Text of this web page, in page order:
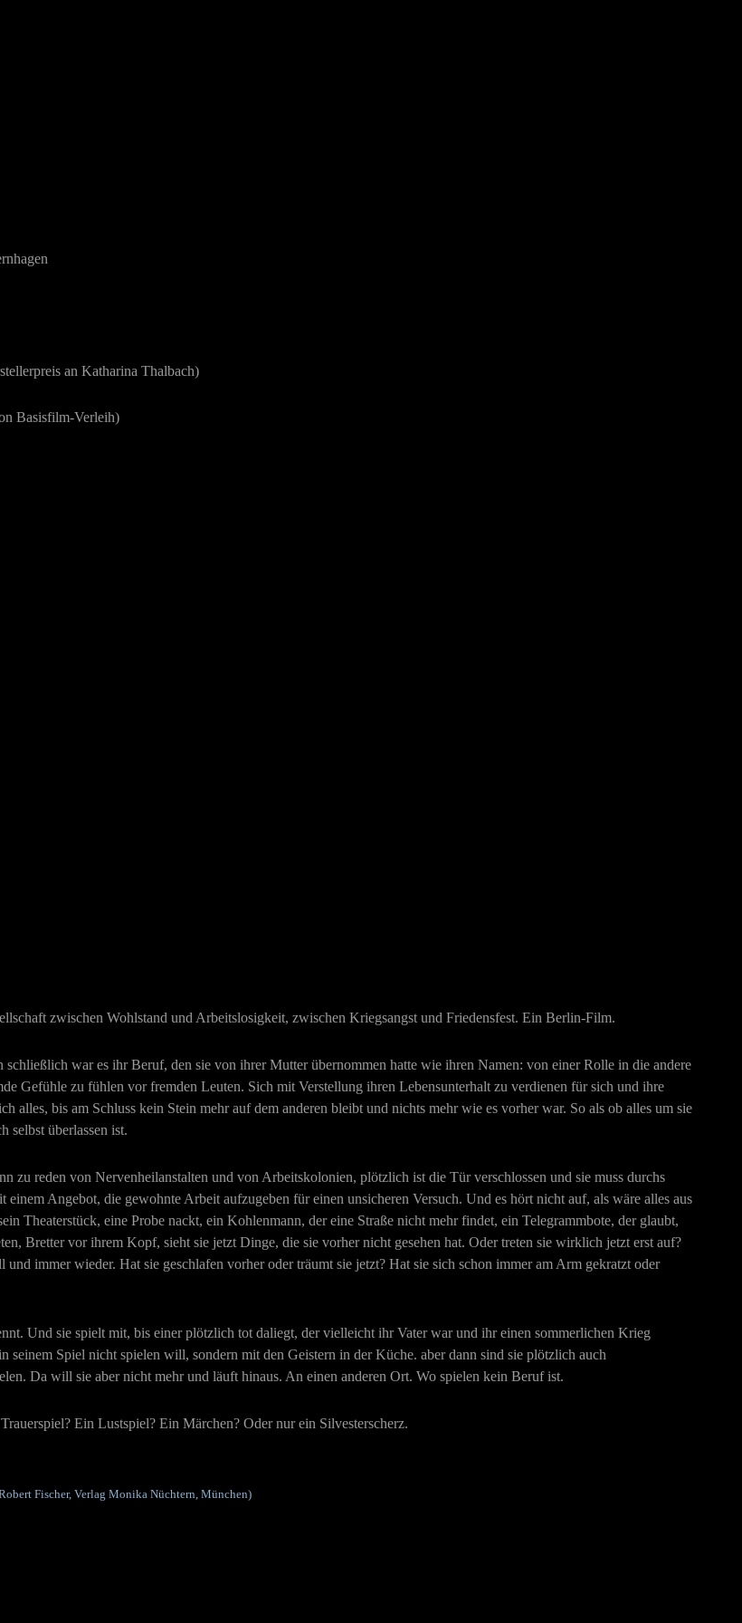
an Katharina Thalbach)
Basisfilm-Verleih)
zwischen Wohlstand und Arbeitslosigkeit, zwischen Kriegsangst und Friedensfest. Ein Berlin-Film.
schließlich war es ihr Beruf, den sie von ihrer Mutter übernommen hatte wie ihren Namen: von einer Rolle in die andere
Gefühle zu fühlen vor fremden Leuten. Sich mit Verstellung ihren Lebensunterhalt zu verdienen für sich und ihre
alles, bis am Schluss kein Stein mehr auf dem anderen bleibt und nichts mehr wie es vorher war. So als ob alles um sie
selbst überlassen ist.
zu reden von Nervenheilanstalten und von Arbeitskolonien, plötzlich ist die Tür verschlossen und sie muss durchs
Angebot, die gewohnte Arbeit aufzugeben für einen unsicheren Versuch. Und es hört nicht auf, als wäre alles aus
Theaterstück, eine Probe nackt, ein Kohlenmann, der eine Straße nicht mehr findet, ein Telegrammbote, der glaubt,
Bretter vor ihrem Kopf, sieht sie jetzt Dinge, die sie vorher nicht gesehen hat. Oder treten sie wirklich jetzt erst auf?
immer wieder. Hat sie geschlafen vorher oder träumt sie jetzt? Hat sie sich schon immer am Arm gekratzt oder
Und sie spielt mit, bis einer plötzlich tot daliegt, der vielleicht ihr Vater war und ihr einen sommerlichen Krieg
Spiel nicht spielen will, sondern mit den Geistern in der Küche. aber dann sind sie plötzlich auch
Da will sie aber nicht mehr und läuft hinaus. An einen anderen Ort. Wo spielen kein Beruf ist.
Ein Lustspiel? Ein Märchen? Oder nur ein Silvesterscherz.
Fischer, Verlag Monika Nüchtern, München)